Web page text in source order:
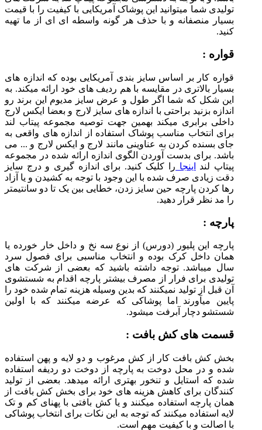
تولیدی شما میتوانید این پوشاک آمریکایی با کیفیت را با قیمت
بسیار منصفانه و با حذف هر گونه واسطه ای ای از ما تهیه
کنید.
قواره :
قواره کار بر اساس سایز بندی آمریکایی بوده که اندازه های
بسیار بالاتری در مقایسه با هم ردیف های خود ارائه میکند. به
این شکل که شما اگر طول و عرض سایز مدیوم این برند رو
اندازه بزنید براحتی با اندازه های سایز لارج و بعضا ایکس لارج
داخلی برابری میکند بهمین جهت توصیه مجموعه پیتاب لند
برای انتخاب مناسب پوشاک استفاده از اندازه های واقعی به
جای بسنده کردن به عناوینی مانند لارج و ایکس لارج و ... می
باشد. برای بدست آوردن الگوی اندازه ارائه شده در مجموعه
پیتاپ لند
اینجا را کلیک کنید. برای اندازه گیری و درج سایز
دقت زیادی صرف شده با این وجود با توجه به کشیدن و یا آزاد
رها کردن پارچه حین سایز زدن، خطایی بین یک تا دو سانتیمتر
را مد نظر قرار دهید.
پارچه :
پارچه این پلیور (دورس) از نوع سه نخ و داخل خار خورده یا
همان داخل کرک بوده و انتخاب مناسبی برای فصول سرد
سال میباشد. توجه داشته باشید که بعضی از شرکت های
تولیدی برای فرار از مصرف بیشتر پارچه اقدام به شستشوی
آن قبل از تولید نمیکنند که بدین وسیله هزینه تمام شده خود را
پایین میآورند اما پوشاکی که عرضه میکنند که با اولین
شستشو دچار آبرفت میشود.
قسمت های کش بافت :
بخش کش بافت کار از کش مرغوب و دو لایه و پهن استفاده
شده و در محل دوخت به پارچه از دوخت دو ردیفه استفاده
شده که استایل و تنخور بهتری ارائه میدهد. بعضی از تولید
کنندگان برای کاهش هزینه های خود برای بخش کش بافت از
همان پارچه استفاده میکنند و یا کش بافتی با پهنای کم و تک
لایه استفاده میکنند که توجه به این نکات برای انتخاب پوشاکی
با اصالت و با کیفیت مهم است.